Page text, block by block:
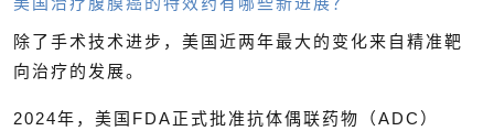
除了手术技术进步，美国近两年最大的变化来自精准靶
向治疗的发展。
2024年，美国FDA正式批准抗体偶联药物（ADC）